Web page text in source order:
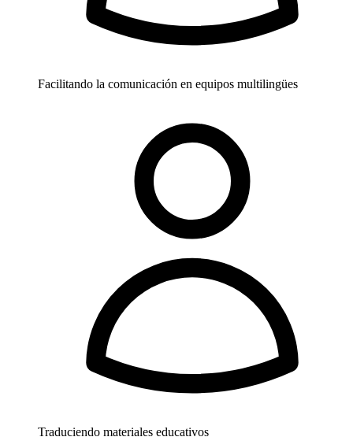
Facilitando la comunicación en equipos multilingües
Traduciendo materiales educativos